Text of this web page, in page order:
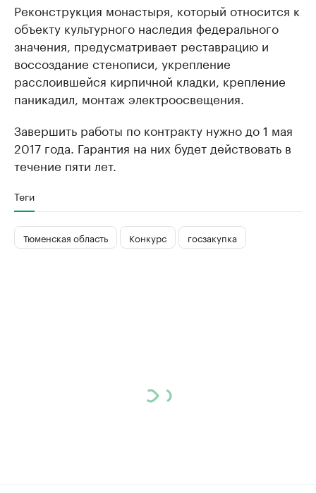
Реконструкция монастыря, который относится к
объекту культурного наследия федерального
значения, предусматривает реставрацию и
воссоздание стенописи, укрепление
расслоившейся кирпичной кладки, крепление
паникадил, монтаж электроосвещения.
Завершить работы по контракту нужно до 1 мая
2017 года. Гарантия на них будет действовать в
течение пяти лет.
Теги
Тюменская область Конкурс госзакупка